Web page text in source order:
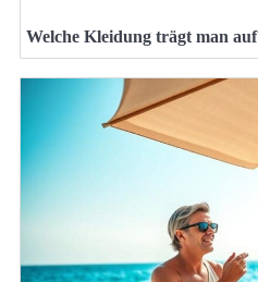
Welche Kleidung trägt man